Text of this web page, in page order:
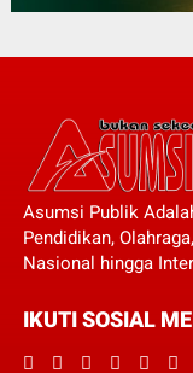
Asumsi Publik
Pendidikan,
Nasional hingga
IKUTI SOSIAL